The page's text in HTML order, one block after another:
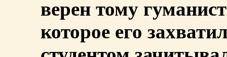
верен тому
которое его